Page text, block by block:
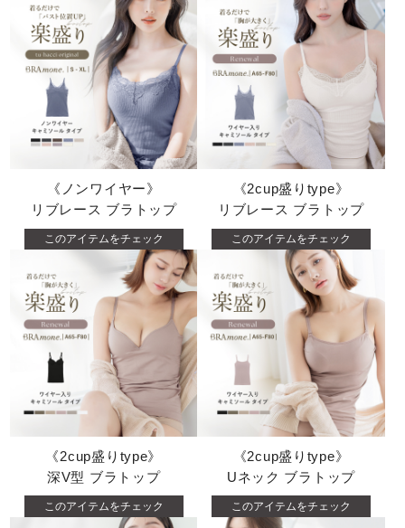
《ノンワイヤー》
リブレース ブラトップ
このアイテムをチェック
《2cup盛りtype》
リブレース ブラトップ
このアイテムをチェック
《2cup盛りtype》
深V型 ブラトップ
このアイテムをチェック
《2cup盛りtype》
Uネック ブラトップ
このアイテムをチェック